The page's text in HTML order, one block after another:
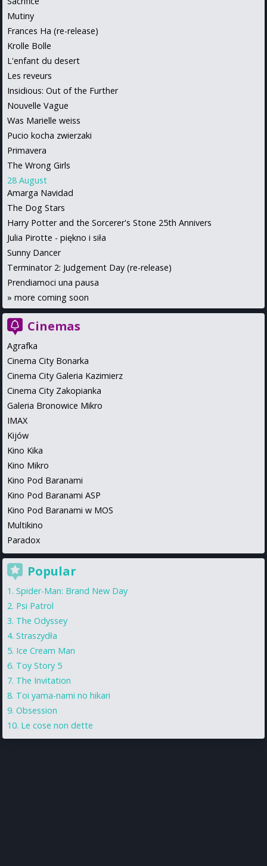
Mutiny
Frances Ha (re-release)
Krolle Bolle
L'enfant du desert
Les reveurs
Insidious: Out of the Further
Nouvelle Vague
Was Marielle weiss
Pucio kocha zwierzaki
Primavera
The Wrong Girls
28 August
Amarga Navidad
The Dog Stars
Harry Potter and the Sorcerer's Stone 25th Annivers
Julia Pirotte - piękno i siła
Sunny Dancer
Terminator 2: Judgement Day (re-release)
Prendiamoci una pausa
» more coming soon
Cinemas
Agrafka
Cinema City Bonarka
Cinema City Galeria Kazimierz
Cinema City Zakopianka
Galeria Bronowice Mikro
IMAX
Kijów
Kino Kika
Kino Mikro
Kino Pod Baranami
Kino Pod Baranami ASP
Kino Pod Baranami w MOS
Multikino
Paradox
Popular
Spider-Man: Brand New Day
Psi Patrol
The Odyssey
Straszydła
Ice Cream Man
Toy Story 5
The Invitation
Toi yama-nami no hikari
Obsession
Le cose non dette